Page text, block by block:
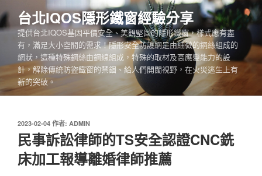
至
主
內
容
台北IQOS隱形鐵窗經驗分享
提供台北IQOS基因平價安全、美觀堅固的隱形鐵窗，樣式應有盡
有，滿足大小空間的需求！隱形安全防護網是由細微的鋼絲組成的
網狀，這種特殊鋼絲由鋼線組成，特殊的取材及高應變能力的設
計，解除傳統防盜鐵窗的禁錮、給人們開闊視野，在火災逃生上有
新的突破。
發
佈
於
2023-02-04 作者: ADMIN
民事訴訟律師的TS安全認證CNC銑
床加工報導離婚律師推薦